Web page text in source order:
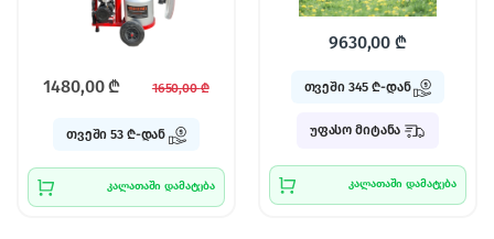
1480,00₾ 1650,00₾
თვეში 53 ₾-დან
კალათაში დამატება
9630,00 ₾
თვეში 345 ₾-დან
უფასო მიტანა
კალათაში დამატება